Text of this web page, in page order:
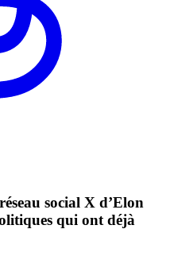
social X d’Elon
qui ont déjà